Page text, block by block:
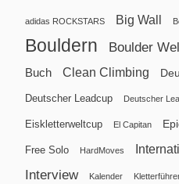
adidas ROCKSTARS Big Wall
Bouldern Boulder
Buch Clean Climbing
Deutscher Leadcup Deutscher
Eiskletterweltcup El Capitan
Free Solo HardMoves
Interview Kalender